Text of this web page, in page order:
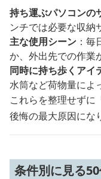
持ち運ぶパソコンの
ンチでは必要な収納
主な使用シーン ：
か、外出先での作業
同時に持ち歩くアイ
水筒など荷物量によ
これらを整理せずに
後悔の最大原因にな
条件別に見る